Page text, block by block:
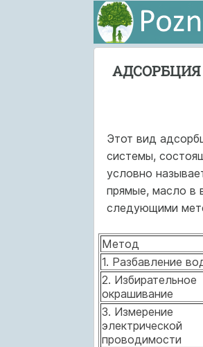
Этот вид
системы,
условно
прямые, масло в
следующими
Метод
1. Разбавление
2. Избирательное
окрашивание
3. Измерение
электрической
проводимости